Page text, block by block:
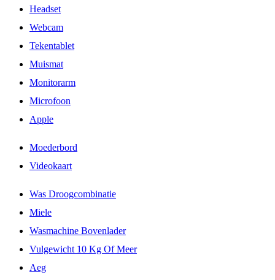
Headset
Webcam
Tekentablet
Muismat
Monitorarm
Microfoon
Apple
Moederbord
Videokaart
Was Droogcombinatie
Miele
Wasmachine Bovenlader
Vulgewicht 10 Kg Of Meer
Aeg